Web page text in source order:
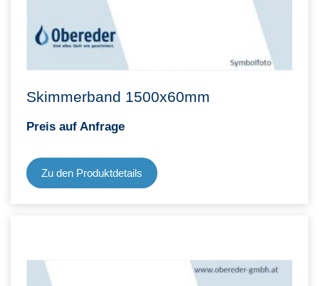
Skimmerband 1500x60mm
Preis auf Anfrage
Zu den Produktdetails